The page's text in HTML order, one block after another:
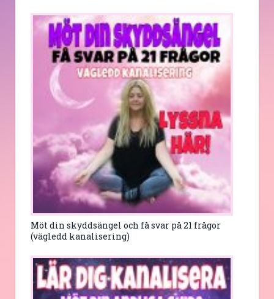
Möt din skyddsängel och få svar på 21 frågor
(vägledd kanalisering)